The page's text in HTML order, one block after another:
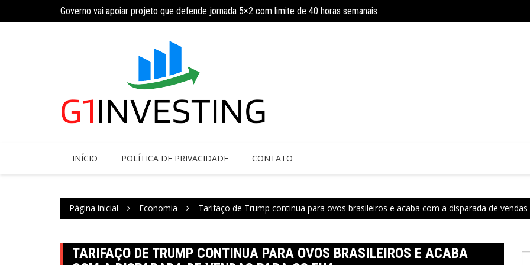
Governo vai apoiar projeto que defende jornada 5×2 com limite de 40 horas semanais
INSS amplia temporariamente prazo de auxílio-doença sem perícia; entenda mudanças
Concurso do IBGE tem 9 mil vagas
INÍCIO POLÍTICA DE PRIVACIDADE CONTATO
Página inicial Economia Tarifaço de Trump continua para ovos brasileiros e acaba com a disparada de vendas
TARIFAÇO DE TRUMP CONTINUA PARA OVOS BRASILEIROS E ACABA